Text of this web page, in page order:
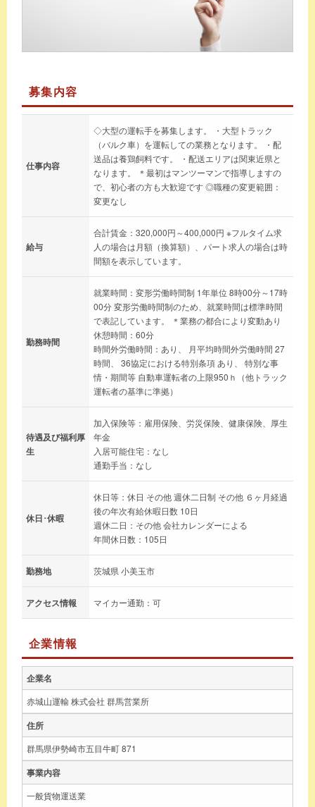
募集内容
仕事内容
◇大型の運転手を募集します。 ・大型トラック
（バルク車）を運転しての業務となります。 ・配
送品は養鶏飼料です。 ・配送エリアは関東近県と
なります。 ＊最初はマンツーマンで指導しますの
で、初心者の方も大歓迎です ◎職種の変更範囲：
変更なし
給与
合計賃金：320,000円～400,000円 ※フルタイム求
人の場合は月額（換算額）、パート求人の場合は時
間額を表示しています。
勤務時間
就業時間：変形労働時間制 1年単位 8時00分～17時
00分 変形労働時間制のため、就業時間は標準時間
で表記しています。 ＊業務の都合により変動あり
休憩時間：60分
時間外労働時間：あり、 月平均時間外労働時間 27
時間、 36協定における特別条項 あり、 特別な事
情・期間等 自動車運転者の上限950ｈ（他トラック
運転者の基準に準拠）
待遇及び福利厚
生
加入保険等：雇用保険、労災保険、健康保険、厚生
年金
入居可能住宅：なし
通勤手当：なし
休日･休暇
休日等：休日 その他 週休二日制 その他 ６ヶ月経過
後の年次有給休暇日数 10日
週休二日：その他 会社カレンダーによる
年間休日数：105日
勤務地 茨城県 小美玉市
アクセス情報 マイカー通勤：可
企業情報
企業名
赤城山運輸 株式会社 群馬営業所
住所
群馬県伊勢崎市五目牛町 871
事業内容
一般貨物運送業